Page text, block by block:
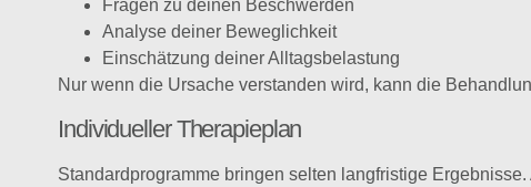
Fragen zu deinen Beschwerden
Analyse deiner Beweglichkeit
Einschätzung deiner Alltagsbelastung
Nur wenn die Ursache verstanden wird, kann die
Individueller Therapieplan
Standardprogramme bringen selten langfristige